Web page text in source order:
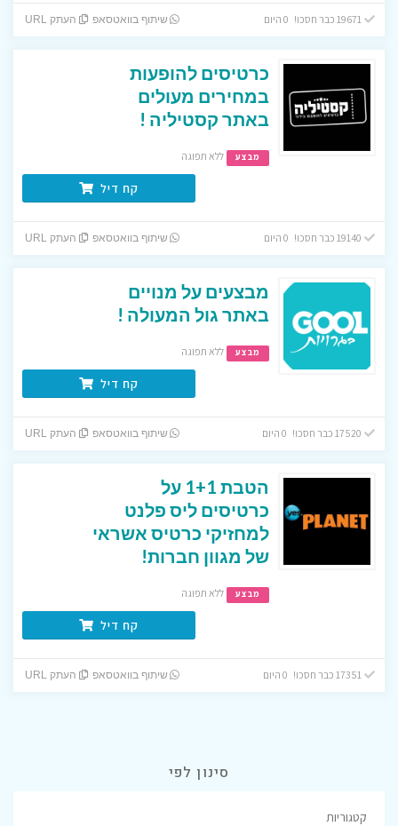
שיתוף בוואטסאפ העתק URL
כרטיסים להופעות
במחירים מעולים
באתר קסטיליה !
מבצע ללא תפוגה
קח דיל
שיתוף בוואטסאפ העתק URL
מבצעים על מנויים
באתר גול המעולה !
מבצע ללא תפוגה
קח דיל
שיתוף בוואטסאפ העתק URL
הטבת 1+1 על
כרטיסים ליס פלנט
למחזיקי כרטיס אשראי
של מגוון חברות!
מבצע ללא תפוגה
קח דיל
שיתוף בוואטסאפ העתק URL
סינון לפי
קטגוריות